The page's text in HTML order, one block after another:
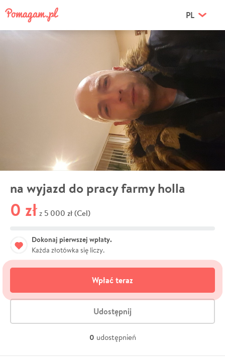
PL
na wyjazd do pracy farmy holla
0 zł z 5 000 zł (Cel)
Dokonaj pierwszej wpłaty.
Każda złotówka się liczy.
Wpłać teraz
Udostępnij
0 udostępnień